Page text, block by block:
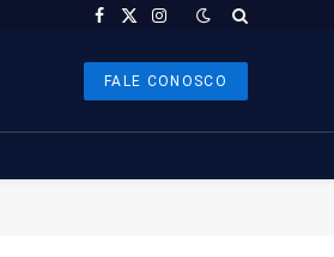
Facebook
X
Instagram
FALE CONOSCO